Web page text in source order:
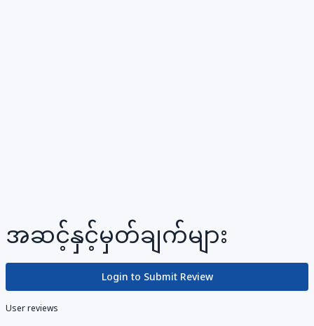
အဆင့်နှင့်မှတ်ချက်များ
Login to Submit Review
User reviews